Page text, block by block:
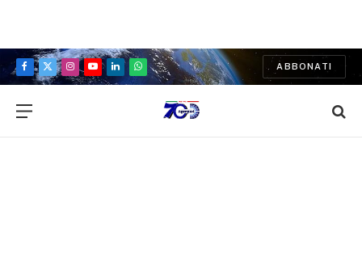
Facebook
X
Instagram
YouTubeLinkedInWhatsApp
ABBONATI